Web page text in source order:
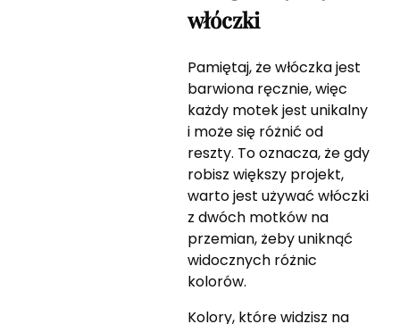
włóczki
Pamiętaj, że włóczka jest
barwiona ręcznie, więc
każdy motek jest unikalny
i może się różnić od
reszty. To oznacza, że gdy
robisz większy projekt,
warto jest używać włóczki
z dwóch motków na
przemian, żeby uniknąć
widocznych różnic
kolorów.
Kolory, które widzisz na